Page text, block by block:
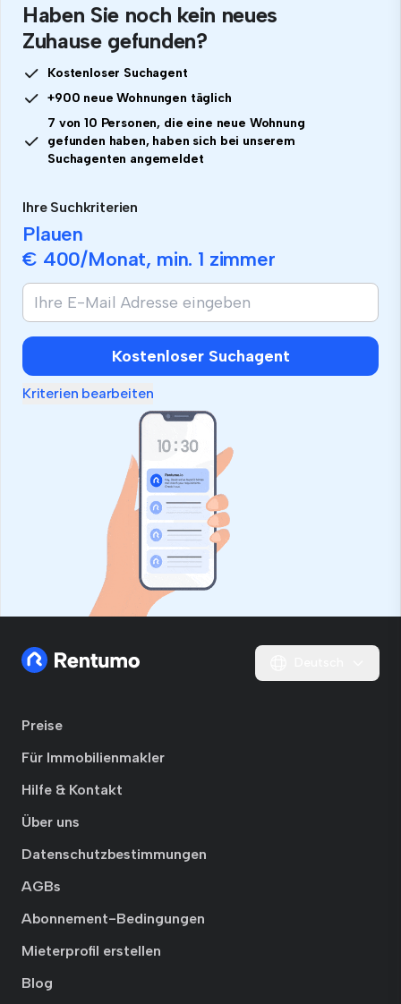
Haben Sie noch kein neues
Zuhause gefunden?
Kostenloser Suchagent
+900 neue Wohnungen täglich
7 von 10 Personen, die eine neue Wohnung
gefunden haben, haben sich bei unserem
Suchagenten angemeldet
Ihre Suchkriterien
Plauen
€ 400/Monat, min. 1 zimmer
Kostenloser Suchagent
Kriterien bearbeiten
Preise
Für Immobilienmakler
Hilfe & Kontakt
Über uns
Datenschutzbestimmungen
AGBs
Abonnement-Bedingungen
Mieterprofil erstellen
Blog